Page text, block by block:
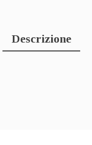
Descrizione